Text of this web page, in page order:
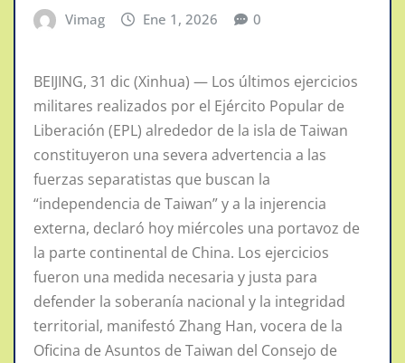
Vimag Ene 1, 2026 0
BEIJING, 31 dic (Xinhua) — Los últimos ejercicios
militares realizados por el Ejército Popular de
Liberación (EPL) alrededor de la isla de Taiwan
constituyeron una severa advertencia a las
fuerzas separatistas que buscan la
“independencia de Taiwan” y a la injerencia
externa, declaró hoy miércoles una portavoz de
la parte continental de China. Los ejercicios
fueron una medida necesaria y justa para
defender la soberanía nacional y la integridad
territorial, manifestó Zhang Han, vocera de la
Oficina de Asuntos de Taiwan del Consejo de